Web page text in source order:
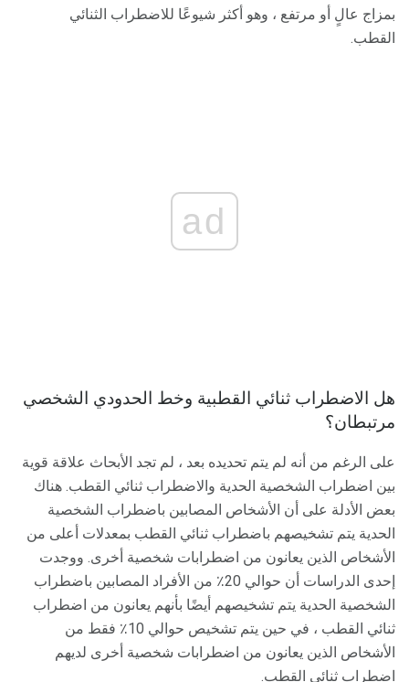
بمزاج عالٍ أو مرتفع ، وهو أكثر شيوعًا للاضطراب الثنائي
القطب.
ad
هل الاضطراب ثنائي القطبية وخط الحدودي الشخصي
مرتبطان؟
على الرغم من أنه لم يتم تحديده بعد ، لم تجد الأبحاث علاقة قوية
بين اضطراب الشخصية الحدية والاضطراب ثنائي القطب. هناك
بعض الأدلة على أن الأشخاص المصابين باضطراب الشخصية
الحدية يتم تشخيصهم باضطراب ثنائي القطب بمعدلات أعلى من
الأشخاص الذين يعانون من اضطرابات شخصية أخرى. ووجدت
إحدى الدراسات أن حوالي 20٪ من الأفراد المصابين باضطراب
الشخصية الحدية يتم تشخيصهم أيضًا بأنهم يعانون من اضطراب
ثنائي القطب ، في حين يتم تشخيص حوالي 10٪ فقط من
الأشخاص الذين يعانون من اضطرابات شخصية أخرى لديهم
اضطراب ثنائي القطب.